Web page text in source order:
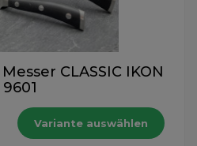
CLASSIC IKON
9601
Variante auswählen